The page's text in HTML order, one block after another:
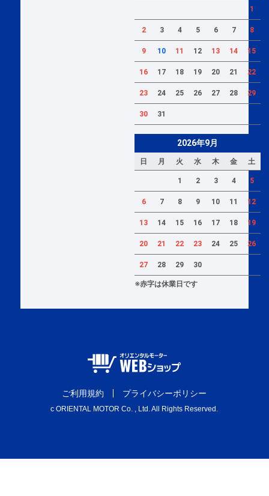
ご利用規約 プライバシーポリシー
c ORIENTAL MOTOR Co. , Ltd. All Rights Reserved.
1
2 3 4 5 6 7 8
9 10 11 12 13 14 15
16 17 18 19 20 21 22
23 24 25 26 27 28 29
30 31
2026年9月
日 月 火 水 木 金 土
1 2 3 4 5
6 7 8 9 10 11 12
13 14 15 16 17 18 19
20 21 22 23 24 25 26
27 28 29 30
※赤字は休業日です